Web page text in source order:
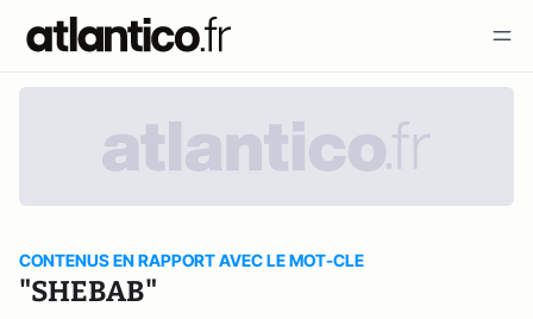
CONTENUS EN RAPPORT AVEC LE MOT-CLE
"SHEBAB"